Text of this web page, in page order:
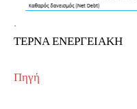
.
ΤΕΡΝΑ ΕΝΕΡΓΕΙΑΚΗ
Πηγή